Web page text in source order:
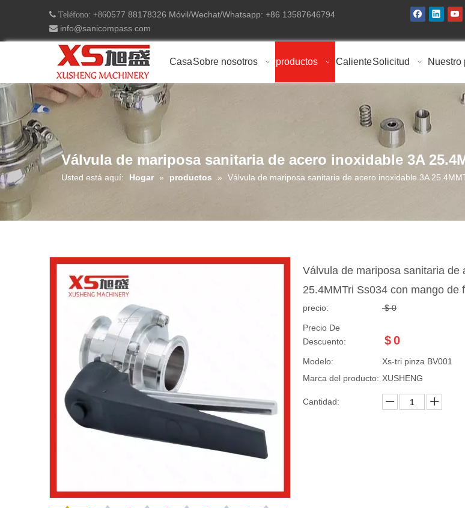
 Teléfono: +860577 88178326 Móvil/Wechat/Whatsapp: +86 13587646794
 info@sanicompass.com
CasaSobre nosotros productos CalienteSolicitud Nuestro
Válvula de mariposa sanitaria de acero inoxidable 3A
Usted está aquí: Hogar » productos » Válvula de mariposa sanitaria de acero inoxidable 3A
Válvula de mariposa sanitaria de
25.4MMTri Ss034 con mango de
precio: $ 0
Precio De
Descuento:
$0
Modelo:
Xs-tri pinza BV001
Marca del producto: XUSHENG
Cantidad: